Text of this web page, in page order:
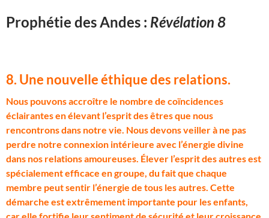
Prophétie des Andes : Révélation 8
8. Une nouvelle éthique des relations.
Nous pouvons accroître le nombre de coïncidences
éclairantes en élevant l’esprit des êtres que nous
rencontrons dans notre vie. Nous devons veiller à ne pas
perdre notre connexion intérieure avec l’énergie divine
dans nos relations amoureuses. Élever l’esprit des autres est
spécialement efficace en groupe, du fait que chaque
membre peut sentir l’énergie de tous les autres. Cette
démarche est extrêmement importante pour les enfants,
car elle fortifie leur sentiment de sécurité et leur croissance